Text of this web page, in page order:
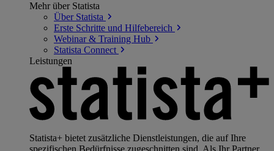
Mehr über Statista
Über Statista
Erste Schritte und Hilfebereich
Webinar & Training Hub
Statista Connect
Leistungen
Statista+ bietet zusätzliche Dienstleistungen, die auf Ihre
spezifischen Bedürfnisse zugeschnitten sind. Als Ihr Partner